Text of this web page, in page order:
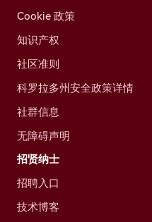
Cookie 政策
知识产权
社区准则
科罗拉多州安全政策详情
社群信息
无障碍声明
招贤纳士
招聘入口
技术博客